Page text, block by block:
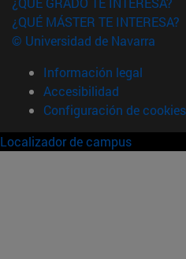
¿QUÉ MÁSTER TE INTERESA?
© Universidad de Navarra
Información legal
Accesibilidad
Configuración de cookies
Localizador de campus